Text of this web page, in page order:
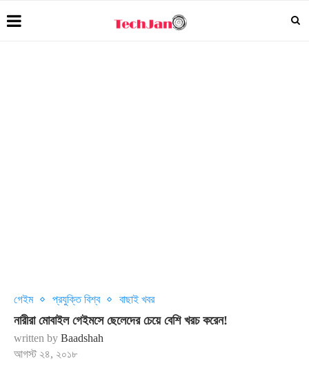
গেইম প্রযুক্তি বিশ্ব বাছাই খবর
নারীরা মোবাইল গেইমসে ছেলেদের চেয়ে বেশি খরচ করেন!
written by Baadshah
আগস্ট ২৪, ২০১৮